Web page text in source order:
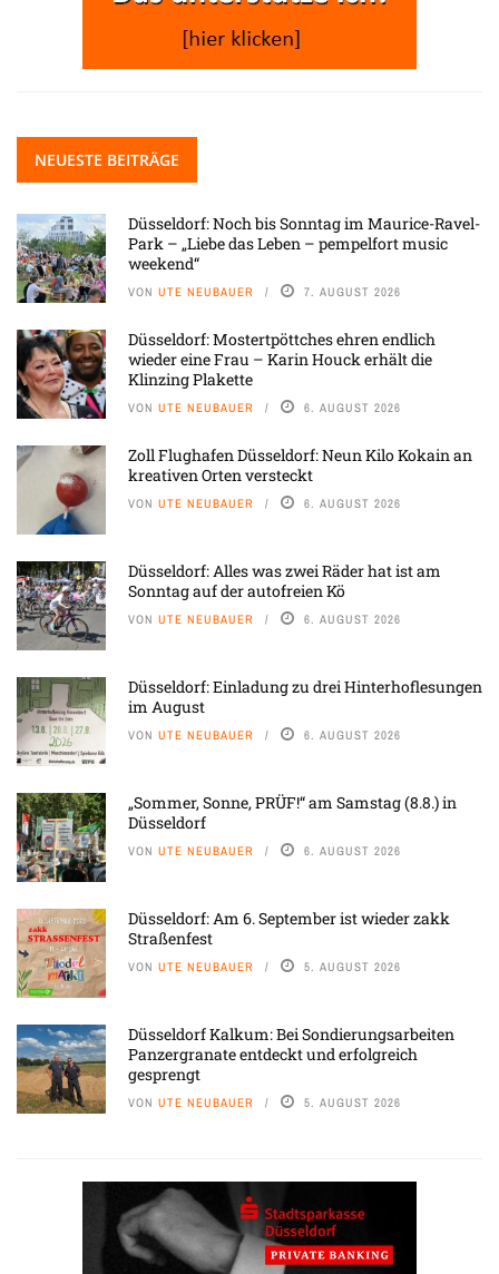
NEUESTE BEITRÄGE
Düsseldorf: Noch bis Sonntag im Maurice-Ravel-
Park – „Liebe das Leben – pempelfort music
weekend“
VON UTE NEUBAUER 7. AUGUST 2026
Düsseldorf: Mostertpöttches ehren endlich
wieder eine Frau – Karin Houck erhält die
Klinzing Plakette
VON UTE NEUBAUER 6. AUGUST 2026
Zoll Flughafen Düsseldorf: Neun Kilo Kokain an
kreativen Orten versteckt
VON UTE NEUBAUER 6. AUGUST 2026
Düsseldorf: Alles was zwei Räder hat ist am
Sonntag auf der autofreien Kö
VON UTE NEUBAUER 6. AUGUST 2026
Düsseldorf: Einladung zu drei Hinterhoflesungen
im August
VON UTE NEUBAUER 6. AUGUST 2026
„Sommer, Sonne, PRÜF!“ am Samstag (8.8.) in
Düsseldorf
VON UTE NEUBAUER 6. AUGUST 2026
Düsseldorf: Am 6. September ist wieder zakk
Straßenfest
VON UTE NEUBAUER 5. AUGUST 2026
Düsseldorf Kalkum: Bei Sondierungsarbeiten
Panzergranate entdeckt und erfolgreich
gesprengt
VON UTE NEUBAUER 5. AUGUST 2026